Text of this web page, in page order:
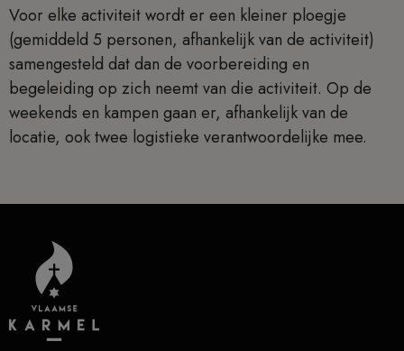
Voor elke activiteit wordt er een kleiner ploegje
(gemiddeld 5 personen, afhankelijk van de activiteit)
samengesteld dat dan de voorbereiding en
begeleiding op zich neemt van die activiteit. Op de
weekends en kampen gaan er, afhankelijk van de
locatie, ook twee logistieke verantwoordelijke mee.